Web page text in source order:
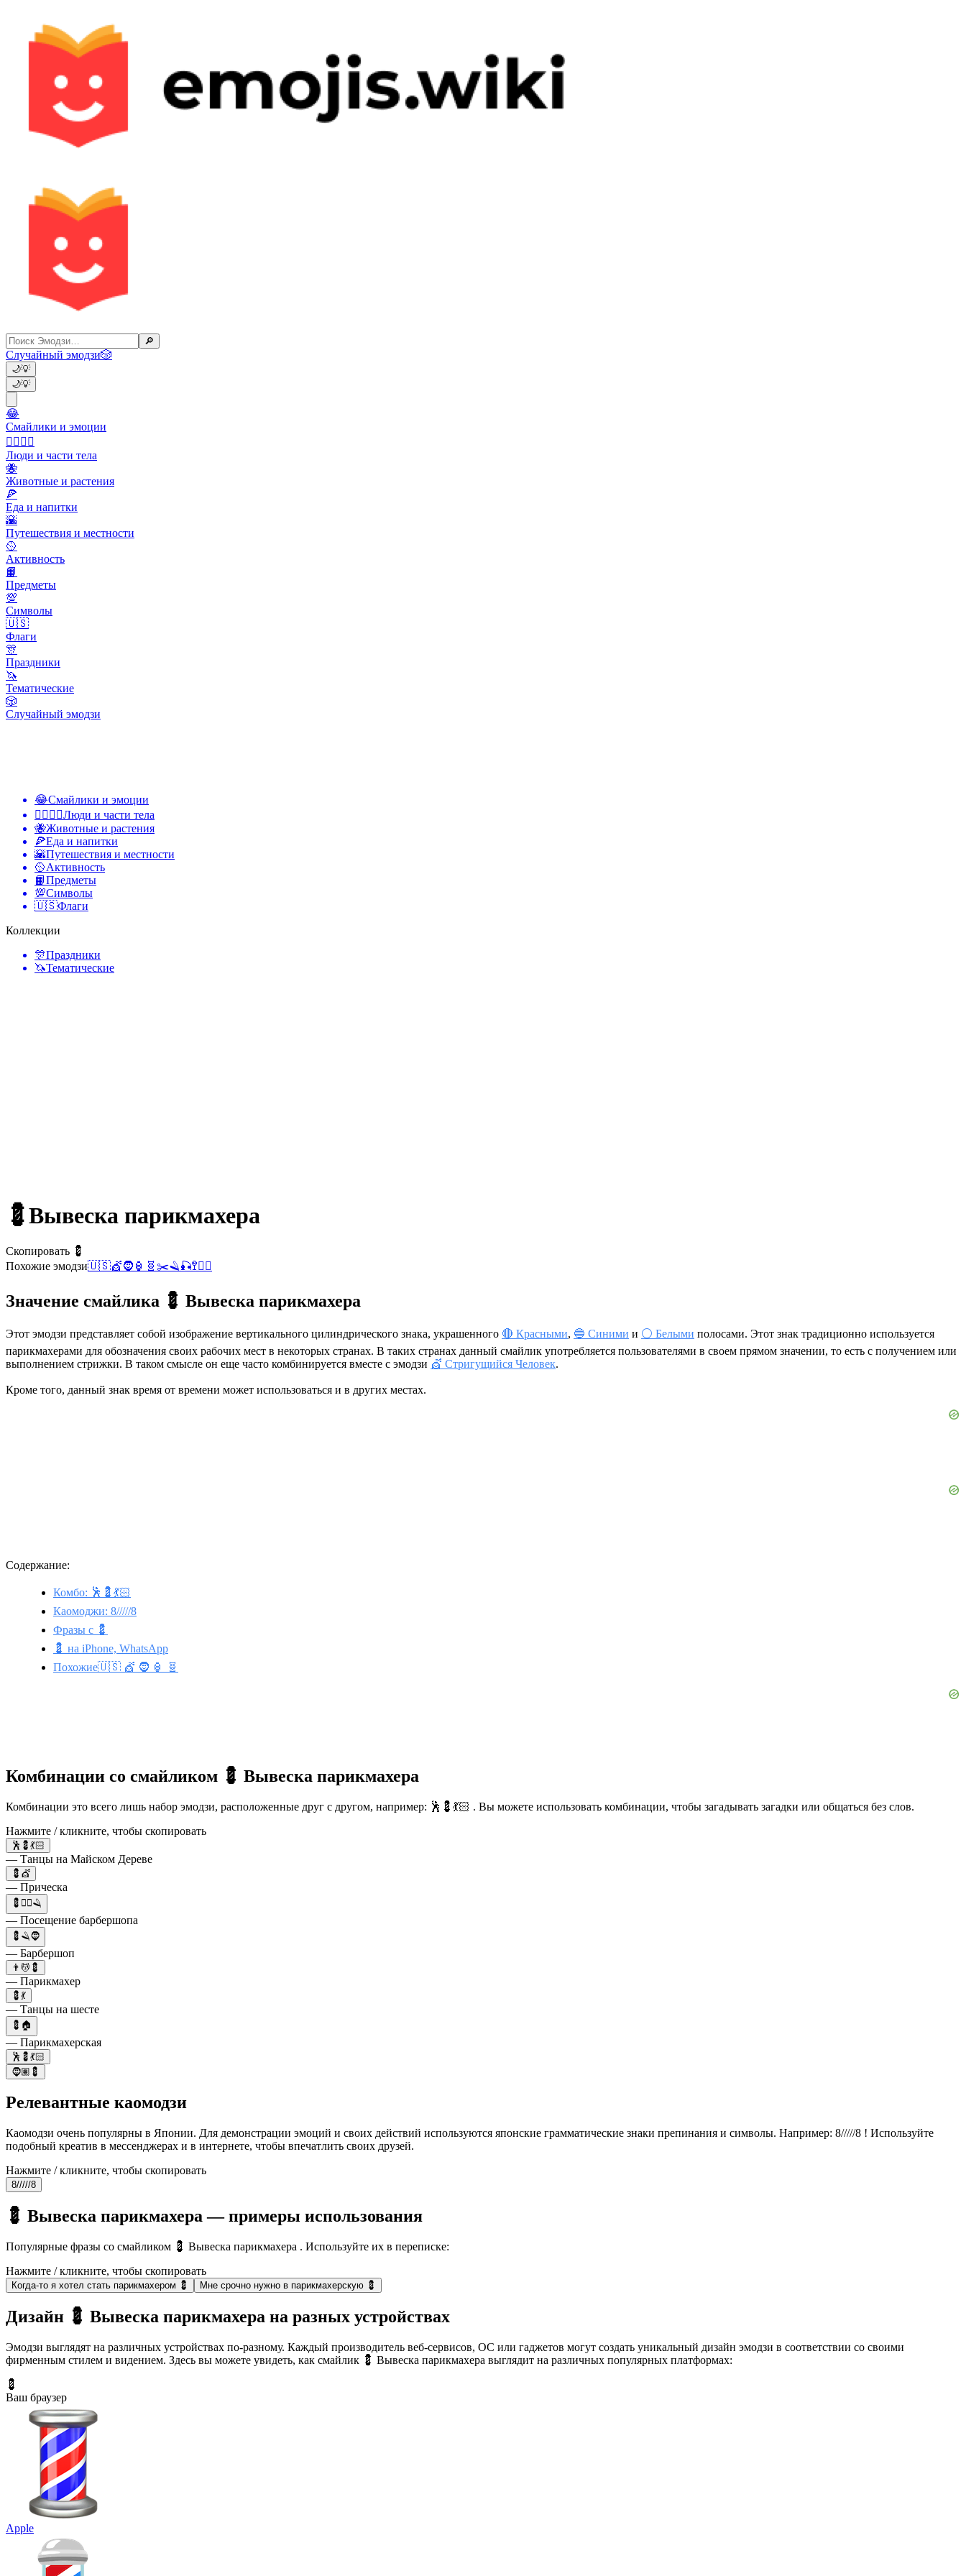
🔎
Случайный эмодзи🎲
🌙💡
🌙💡
😂
Смайлики и эмоции
👩‍❤️‍💋‍👨
Люди и части тела
🐝
Животные и растения
🍕
Еда и напитки
🌇
Путешествия и местности
🥎
Активность
📙
Предметы
💯
Символы
🇺🇸
Флаги
🎊
Праздники
🦄
Тематические
🎲
Случайный эмодзи
😂Смайлики и эмоции
👩‍❤️‍💋‍👨Люди и части тела
🐝Животные и растения
🍕Еда и напитки
🌇Путешествия и местности
🥎Активность
📙Предметы
💯Символы
🇺🇸Флаги
Коллекции
🎊Праздники
🦄Тематические
💈Вывеска парикмахера
Скопировать 💈
Похожие эмодзи🇺🇸💇🧔 🏮 🧬 ✂️🪒🎣🚏🧔‍♂️
Значение смайлика 💈 Вывеска парикмахера
Этот эмодзи представляет собой изображение вертикального цилиндрического знака, украшенного 🔴 Красными, 🔵 Синими и ⚪ Белыми полосами. Этот знак традиционно используется
парикмахерами для обозначения своих рабочих мест в некоторых странах. В таких странах данный смайлик употребляется пользователями в своем прямом значении, то есть с получением или
выполнением стрижки. В таком смысле он еще часто комбинируется вместе с эмодзи 💇 Стригущийся Человек.
Кроме того, данный знак время от времени может использоваться и в других местах.
Содержание:
Комбо: 🕺💈💃🏻
Каомоджи: 8/////8
Фразы с 💈
💈 на iPhone, WhatsApp
Похожие🇺🇸 💇 🧔 🏮 🧬
Комбинации со смайликом 💈 Вывеска парикмахера
Комбинации это всего лишь набор эмодзи, расположенные друг с другом, например: 🕺💈💃🏻 . Вы можете использовать комбинации, чтобы загадывать загадки или общаться без слов.
Нажмите / кликните, чтобы скопировать
🕺💈💃🏻
— Танцы на Майском Дереве
💈💇
— Прическа
💈🧔‍♂️🪒
— Посещение барбершопа
💈🪒🧔
— Барбершоп
👨💆💈
— Парикмахер
💈💃
— Танцы на шесте
💈🏠
— Парикмахерская
🕺💈💃🏻
🧔🏽💈
Релевантные каомодзи
Каомодзи очень популярны в Японии. Для демонстрации эмоций и своих действий используются японские грамматические знаки препинания и символы. Например: 8/////8 ! Используйте
подобный креатив в мессенджерах и в интернете, чтобы впечатлить своих друзей.
Нажмите / кликните, чтобы скопировать
8/////8
💈 Вывеска парикмахера — примеры использования
Популярные фразы со смайликом 💈 Вывеска парикмахера . Используйте их в переписке:
Нажмите / кликните, чтобы скопировать
Когда-то я хотел стать парикмахером 💈 Мне срочно нужно в парикмахерскую 💈
Дизайн 💈 Вывеска парикмахера на разных устройствах
Эмодзи выглядят на различных устройствах по-разному. Каждый производитель веб-сервисов, ОС или гаджетов могут создать уникальный дизайн эмодзи в соответствии со своими
фирменным стилем и видением. Здесь вы можете увидеть, как смайлик 💈 Вывеска парикмахера выглядит на различных популярных платформах:
💈
Ваш браузер
Apple